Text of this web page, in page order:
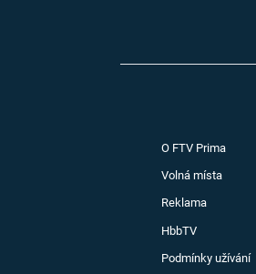
O FTV Prima
Volná místa
Reklama
HbbTV
Podmínky užívání